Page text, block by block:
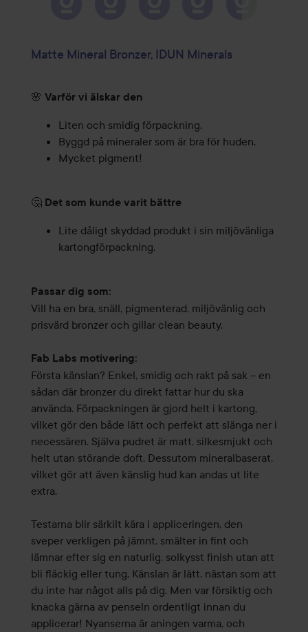
Matte Mineral Bronzer, IDUN Minerals
🌸 Varför vi älskar den
Liten och smidig förpackning.
Byggd på mineraler som är bra för huden.
Mycket pigment!
🤔 Det som kunde varit bättre
Lite dåligt skyddad produkt i sin miljövänliga
kartongförpackning.
Passar dig som:
Vill ha en bra, snäll, pigmenterad, miljövänlig och
prisvärd bronzer och gillar clean beauty.
Fab Labs motivering:
Första känslan? Enkel, smidig och rakt på sak – en
sådan där bronzer du direkt fattar hur du ska
använda. Förpackningen är gjord helt i kartong,
vilket gör den både lätt och perfekt att slänga ner i
necessären. Själva pudret är matt, silkesmjukt och
helt utan störande doft. Dessutom mineralbaserat,
vilket gör att även känslig hud kan andas ut lite
extra.
Testarna blir särkilt kära i appliceringen, den
sveper verkligen på jämnt, smälter in fint och
lämnar efter sig en naturlig, solkysst finish utan att
bli fläckig eller tung. Känslan är lätt, nästan som att
du inte har något alls på dig. Men var försiktig och
knacka gärna av penseln ordentligt innan du
applicerar! Nyanserna är aningen varma, och